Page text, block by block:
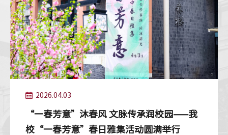
2026.04.03
“一春芳意”沐春风 文脉传承润校园——我
校“一春芳意”春日雅集活动圆满举行